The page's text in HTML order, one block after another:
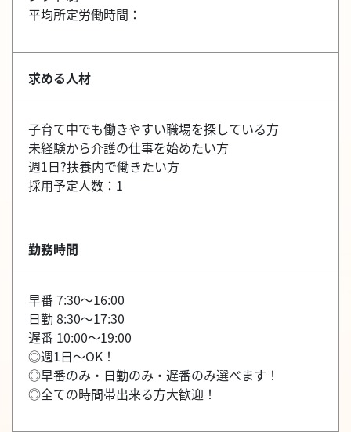
平均所定労働時間：
求める人材
子育て中でも働きやすい職場を探している方
未経験から介護の仕事を始めたい方
週1日?扶養内で働きたい方
採用予定人数：1
勤務時間
早番 7:30～16:00
日勤 8:30～17:30
遅番 10:00～19:00
◎週1日～OK！
◎早番のみ・日勤のみ・遅番のみ選べます！
◎全ての時間帯出来る方大歓迎！